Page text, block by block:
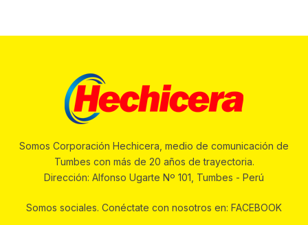
Somos Corporación Hechicera, medio de comunicación de
Tumbes con más de 20 años de trayectoria.
Dirección: Alfonso Ugarte Nº 101, Tumbes - Perú
Somos sociales. Conéctate con nosotros en: FACEBOOK